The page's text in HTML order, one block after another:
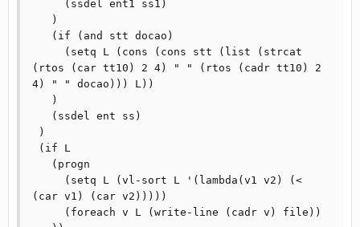
(rtos (car tt10) 2 4) " " (rtos (cadr tt10) 2
4) " " docao))) L))
(car v1) (car v2)))))